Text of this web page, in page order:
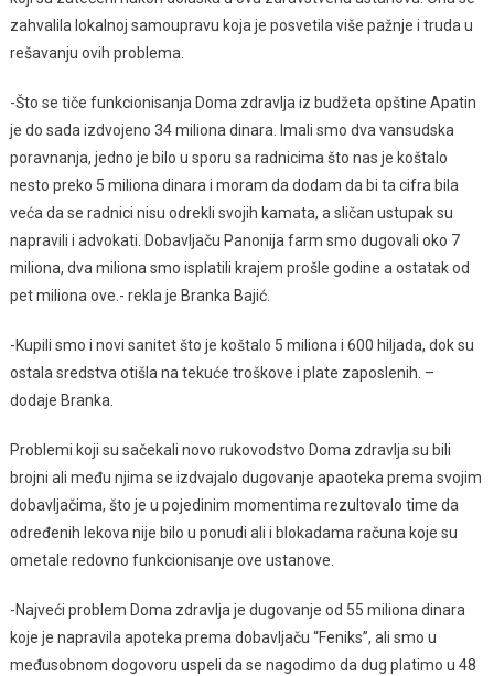
zahvalila lokalnoj samoupravu koja je posvetila više pažnje i truda u
rešavanju ovih problema.
-Što se tiče funkcionisanja Doma zdravlja iz budžeta opštine Apatin
je do sada izdvojeno 34 miliona dinara. Imali smo dva vansudska
poravnanja, jedno je bilo u sporu sa radnicima što nas je koštalo
nesto preko 5 miliona dinara i moram da dodam da bi ta cifra bila
veća da se radnici nisu odrekli svojih kamata, a sličan ustupak su
napravili i advokati. Dobavljaču Panonija farm smo dugovali oko 7
miliona, dva miliona smo isplatili krajem prošle godine a ostatak od
pet miliona ove.- rekla je Branka Bajić.
-Kupili smo i novi sanitet što je koštalo 5 miliona i 600 hiljada, dok su
ostala sredstva otišla na tekuće troškove i plate zaposlenih. –
dodaje Branka.
Problemi koji su sačekali novo rukovodstvo Doma zdravlja su bili
brojni ali među njima se izdvajalo dugovanje apaoteka prema svojim
dobavljačima, što je u pojedinim momentima rezultovalo time da
određenih lekova nije bilo u ponudi ali i blokadama računa koje su
ometale redovno funkcionisanje ove ustanove.
-Najveći problem Doma zdravlja je dugovanje od 55 miliona dinara
koje je napravila apoteka prema dobavljaču “Feniks”, ali smo u
međusobnom dogovoru uspeli da se nagodimo da dug platimo u 48